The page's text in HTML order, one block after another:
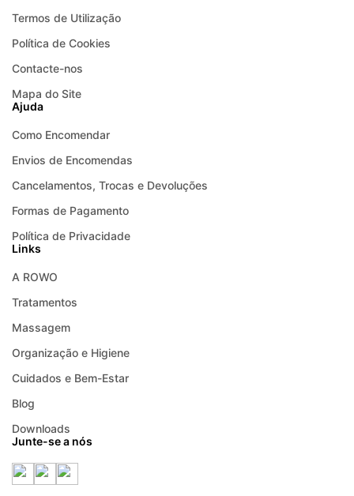
Termos de Utilização
Política de Cookies
Contacte-nos
Mapa do Site
Ajuda
Como Encomendar
Envios de Encomendas
Cancelamentos, Trocas e Devoluções
Formas de Pagamento
Política de Privacidade
Links
A ROWO
Tratamentos
Massagem
Organização e Higiene
Cuidados e Bem-Estar
Blog
Downloads
Junte-se a nós